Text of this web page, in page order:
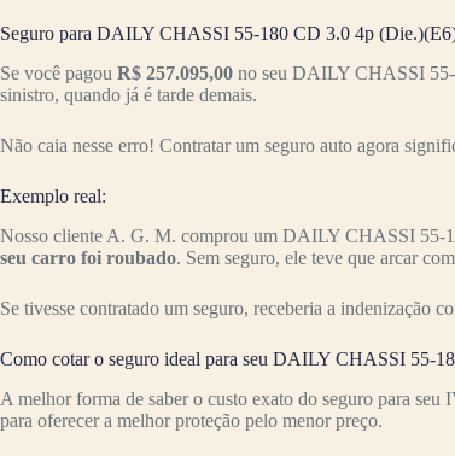
Seguro para DAILY CHASSI 55-180 CD 3.0 4p
Se você pagou R$ 257.095,00 no seu DAILY CHASSI 55-
sinistro, quando já é tarde demais.
Não caia nesse erro! Contratar um seguro auto agora
Exemplo real:
Nosso cliente A. G. M. comprou um DAILY CHASSI 55-
seu carro foi roubado. Sem seguro, ele teve que arcar
Se tivesse contratado um seguro, receberia a indenização
Como cotar o seguro ideal para seu DAILY CHASSI 55-
A melhor forma de saber o custo exato do seguro para
para oferecer a melhor proteção pelo menor preço.